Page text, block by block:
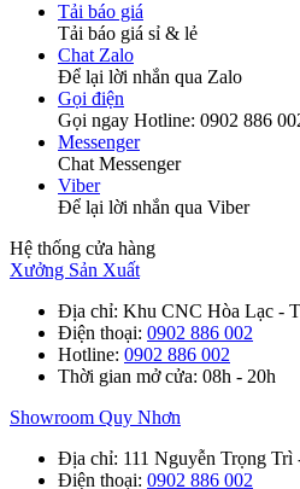
Tải báo giá
Tải báo giá sỉ & lẻ
Chat Zalo
Để lại lời nhắn qua Zalo
Gọi điện
Gọi ngay Hotline: 0902 886
Messenger
Chat Messenger
Viber
Để lại lời nhắn qua Viber
Hệ thống cửa hàng
Xưởng Sản Xuất
Địa chỉ: Khu CNC Hòa Lạc -
Điện thoại: 0902 886 002
Hotline: 0902 886 002
Thời gian mở cửa: 08h - 20h
Showroom Quy Nhơn
Địa chỉ: 111 Nguyễn Trọng
Điện thoại: 0902 886 002